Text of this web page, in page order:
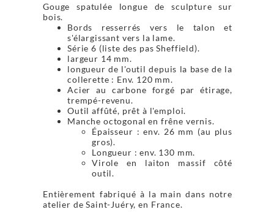
Gouge spatulée longue de sculpture sur
bois.
Bords resserrés vers le talon et
s'élargissant vers la lame.
Série 6 (liste des pas Sheffield).
largeur 14 mm.
longueur de l'outil depuis la base de la
collerette : Env. 120 mm.
Acier au carbone forgé par étirage,
trempé-revenu.
Outil affûté, prêt à l'emploi.
Manche octogonal en frêne vernis.
Épaisseur : env. 26 mm (au plus
gros).
Longueur : env. 130 mm.
Virole en laiton massif côté
outil.
Entièrement fabriqué à la main dans notre
atelier de Saint-Juéry, en France.